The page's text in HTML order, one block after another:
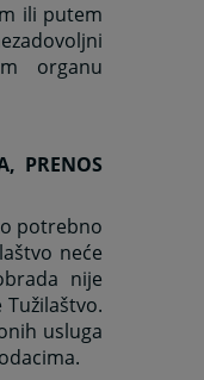
ili putem
organu
PRENOS
potrebno
neće
nije
usluga